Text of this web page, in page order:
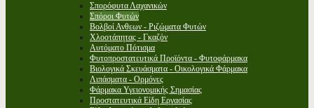
Σπορόφυτα Λαχανικών
Σπόροι Φυτών
Βολβοί Ανθεων - Ριζώματα Φυτών
Χλοοτάπητας - Γκαζόν
Αυτόματο Πότισμα
Φυτοπροστατευτικά Προϊόντα - Φυτοφάρμακα
Βιολογικά Σκευάσματα - Οικολογικά Φάρμακα
Λιπάσματα - Ορμόνες
Φάρμακα Υγειονομικής Σημασίας
Προστατευτικά Είδη Εργασίας